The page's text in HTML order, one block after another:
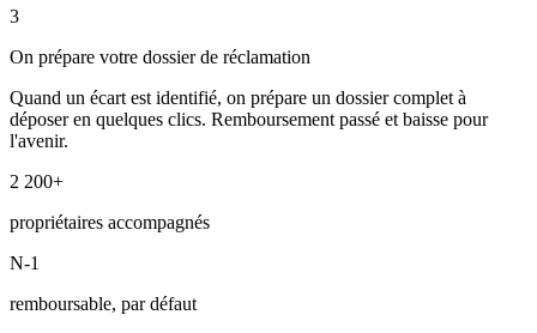
3
On prépare votre dossier de réclamation
Quand un écart est identifié, on prépare un dossier complet à
déposer en quelques clics. Remboursement passé et baisse pour
l'avenir.
2 200+
propriétaires accompagnés
N-1
remboursable, par défaut